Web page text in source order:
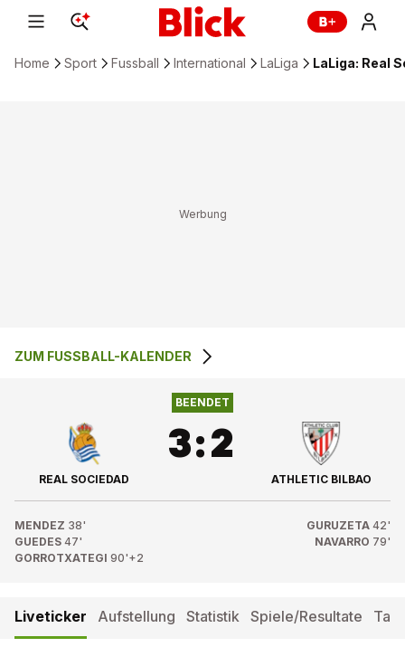
Home Sport Fussball International LaLiga LaLiga: Real
3 :2
ZUM FUSSBALL-KALENDER
REAL SOCIEDAD
BEENDET
3:2
ATHLETIC BILBAO
MENDEZ 38'
GUEDES 47'
GORROTXATEGI 90'+2
GURUZETA 42'
NAVARRO 79'
Liveticker Aufstellung Statistik Spiele/Resultate